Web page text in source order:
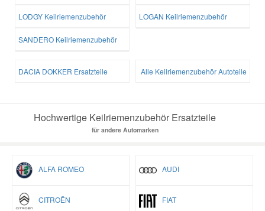
LODGY Keilriemenzubehör LOGAN Keilriemenzubehör
SANDERO Keilriemenzubehör
DACIA DOKKER Ersatzteile Alle Keilriemenzubehör Autoteile
Hochwertige Keilriemenzubehör Ersatzteile
für andere Automarken
ALFA ROMEO AUDI
CITROËN FIAT